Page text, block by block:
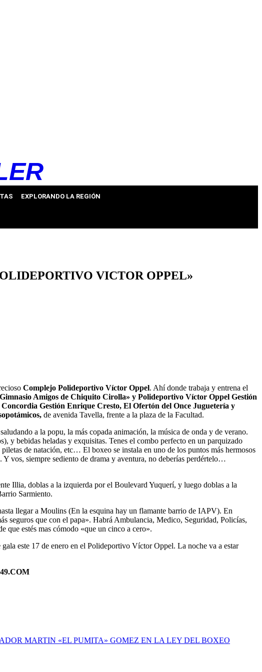
EXPLORANDO LA REGIÓN
VICTOR OPPEL»
Complejo Polideportivo Víctor Oppel. Ahí donde trabaja y entrena el
Amigos de Chiquito Cirolla» y Polideportivo Víctor Oppel Gestión
Gestión Enrique Cresto, El Ofertón del Once Juguetería y
de avenida Tavella, frente a la plaza de la Facultad.
a la popu, la más copada animación, la música de onda y de verano.
y bebidas heladas y exquisitas. Tenes el combo perfecto en un parquizado
de natación, etc… El boxeo se instala en uno de los puntos más hermosos
vos, siempre sediento de drama y aventura, no deberías perdértelo…
Illia, doblas a la izquierda por el Boulevard Yuquerí, y luego doblas a la
Sarmiento.
llegar a Moulins (En la esquina hay un flamante barrio de IAPV). En
seguros que con el papa». Habrá Ambulancia, Medico, Seguridad, Policías,
que estés mas cómodo «que un cinco a cero».
este 17 de enero en el Polideportivo Víctor Oppel. La noche va a estar
MARTIN «EL PUMITA» GOMEZ EN LA LEY DEL BOXEO